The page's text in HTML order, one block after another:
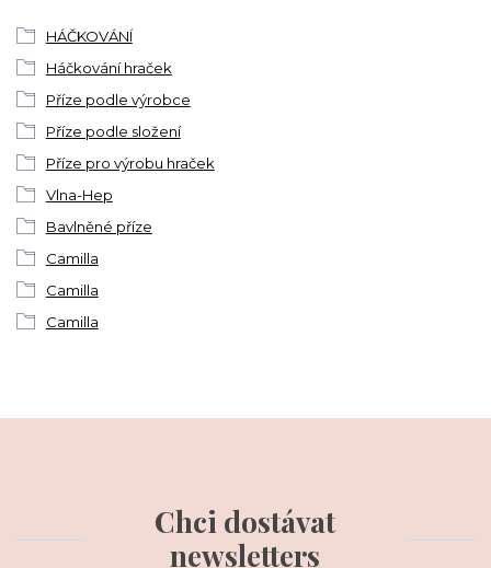
HÁČKOVÁNÍ
Háčkování hraček
Příze podle výrobce
Příze podle složení
Příze pro výrobu hraček
Vlna-Hep
Bavlněné příze
Camilla
Camilla
Camilla
Chci dostávat
newsletters